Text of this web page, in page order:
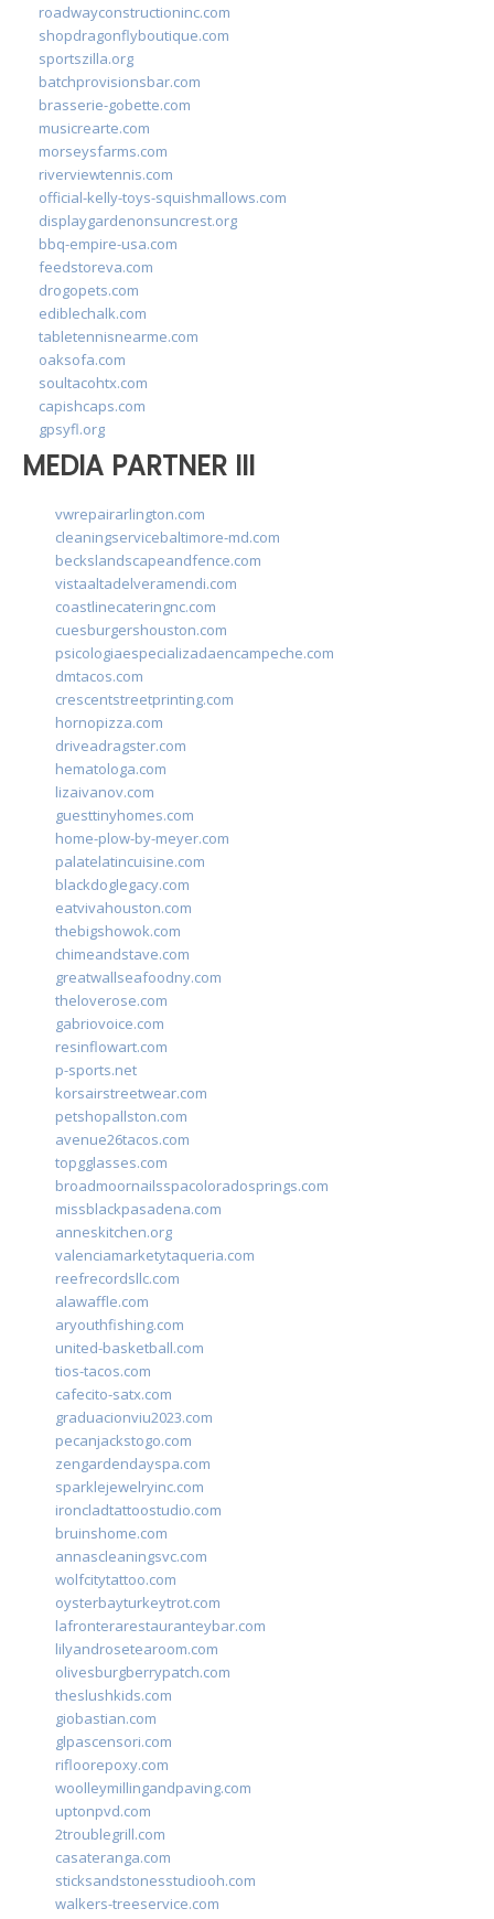
roadwayconstructioninc.com
shopdragonflyboutique.com
sportszilla.org
batchprovisionsbar.com
brasserie-gobette.com
musicrearte.com
morseysfarms.com
riverviewtennis.com
official-kelly-toys-squishmallows.com
displaygardenonsuncrest.org
bbq-empire-usa.com
feedstoreva.com
drogopets.com
ediblechalk.com
tabletennisnearme.com
oaksofa.com
soultacohtx.com
capishcaps.com
gpsyfl.org
MEDIA PARTNER III
vwrepairarlington.com
cleaningservicebaltimore-md.com
beckslandscapeandfence.com
vistaaltadelveramendi.com
coastlinecateringnc.com
cuesburgershouston.com
psicologiaespecializadaencampeche.com
dmtacos.com
crescentstreetprinting.com
hornopizza.com
driveadragster.com
hematologa.com
lizaivanov.com
guesttinyhomes.com
home-plow-by-meyer.com
palatelatincuisine.com
blackdoglegacy.com
eatvivahouston.com
thebigshowok.com
chimeandstave.com
greatwallseafoodny.com
theloverose.com
gabriovoice.com
resinflowart.com
p-sports.net
korsairstreetwear.com
petshopallston.com
avenue26tacos.com
topgglasses.com
broadmoornailsspacoloradosprings.com
missblackpasadena.com
anneskitchen.org
valenciamarketytaqueria.com
reefrecordsllc.com
alawaffle.com
aryouthfishing.com
united-basketball.com
tios-tacos.com
cafecito-satx.com
graduacionviu2023.com
pecanjackstogo.com
zengardendayspa.com
sparklejewelryinc.com
ironcladtattoostudio.com
bruinshome.com
annascleaningsvc.com
wolfcitytattoo.com
oysterbayturkeytrot.com
lafronterarestauranteybar.com
lilyandrosetearoom.com
olivesburgberrypatch.com
theslushkids.com
giobastian.com
glpascensori.com
rifloorepoxy.com
woolleymillingandpaving.com
uptonpvd.com
2troublegrill.com
casateranga.com
sticksandstonesstudiooh.com
walkers-treeservice.com